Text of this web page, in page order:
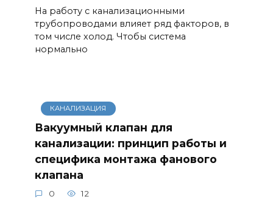
На работу с канализационными
трубопроводами влияет ряд факторов, в
том числе холод. Чтобы система
нормально
КАНАЛИЗАЦИЯ
Вакуумный клапан для
канализации: принцип работы и
специфика монтажа фанового
клапана
0 12